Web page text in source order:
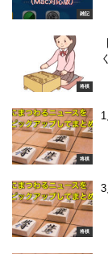
雑記
将棋
将棋
将棋
3